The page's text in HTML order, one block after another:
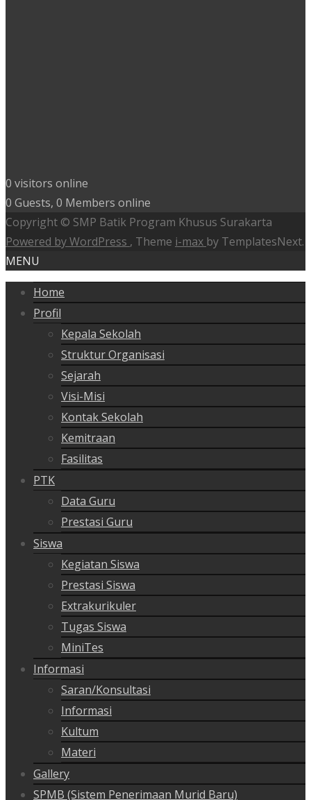
0 visitors online
0 Guests, 0 Members online
Copyright © SMP Batik Program Khusus Surakarta
Powered by WordPress , Theme i-max by TemplatesNext.
MENU
Home
Profil
Kepala Sekolah
Struktur Organisasi
Sejarah
Visi-Misi
Kontak Sekolah
Kemitraan
Fasilitas
PTK
Data Guru
Prestasi Guru
Siswa
Kegiatan Siswa
Prestasi Siswa
Extrakurikuler
Tugas Siswa
MiniTes
Informasi
Saran/Konsultasi
Informasi
Kultum
Materi
Gallery
SPMB (Sistem Penerimaan Murid Baru)